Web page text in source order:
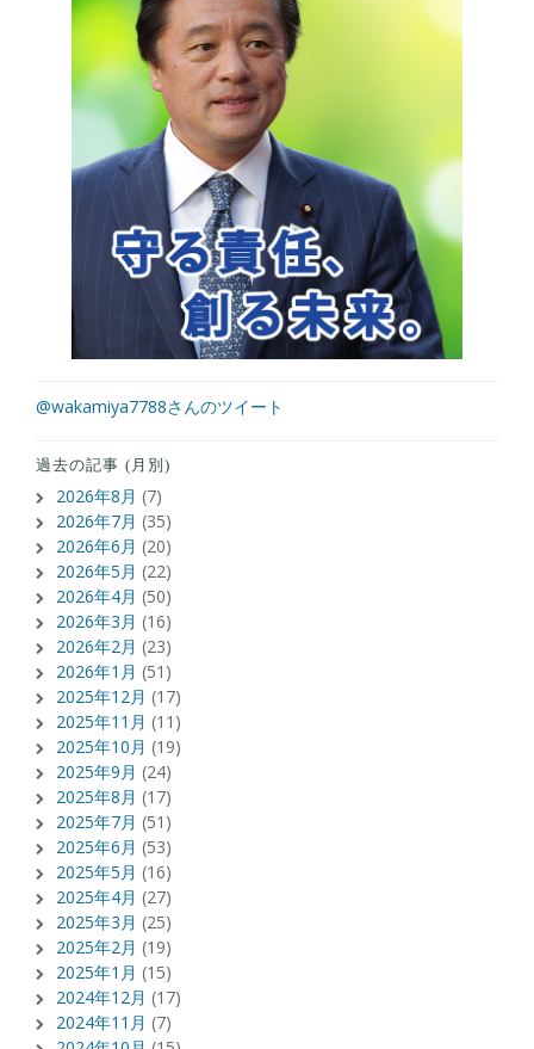
@wakamiya7788さんのツイート
過去の記事 (月別)
2026年8月 (7)
2026年7月 (35)
2026年6月 (20)
2026年5月 (22)
2026年4月 (50)
2026年3月 (16)
2026年2月 (23)
2026年1月 (51)
2025年12月 (17)
2025年11月 (11)
2025年10月 (19)
2025年9月 (24)
2025年8月 (17)
2025年7月 (51)
2025年6月 (53)
2025年5月 (16)
2025年4月 (27)
2025年3月 (25)
2025年2月 (19)
2025年1月 (15)
2024年12月 (17)
2024年11月 (7)